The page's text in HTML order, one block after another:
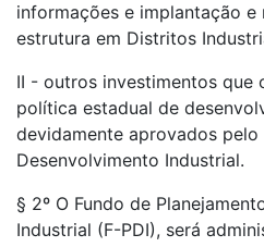
informações e implantação
estrutura em Distritos
II - outros investimentos que
política estadual de
devidamente aprovados pelo
Desenvolvimento Industrial.
§ 2º O Fundo de
Industrial (F-PDI), será